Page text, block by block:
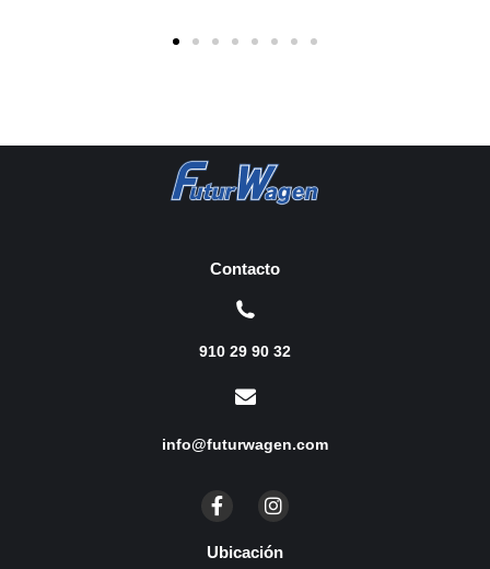
Contacto
910 29 90 32
info@futurwagen.com
Ubicación